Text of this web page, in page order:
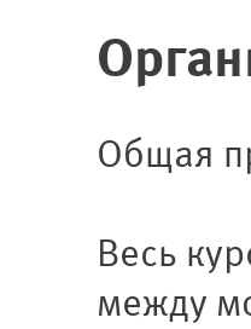
Общая
Весь
между